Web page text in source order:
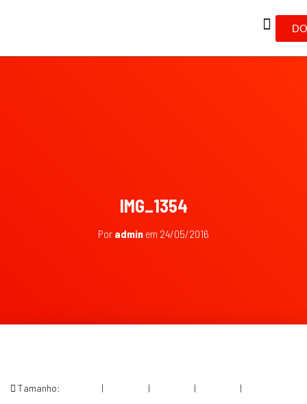
IMG_1354
Por admin em 24/05/2016
Tamanho: | | | |